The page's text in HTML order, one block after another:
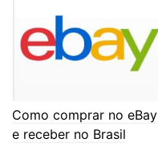
Como comprar no eBay
e receber no Brasil